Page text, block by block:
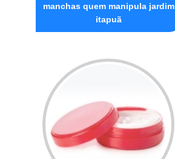
manchas quem manipula jardim
itapuã